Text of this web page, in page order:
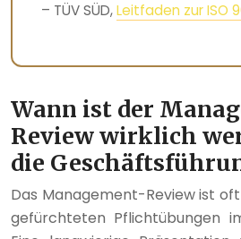
– TÜV SÜD,Leitfaden zur ISO
Wann ist der
Review wirklich
die
Das Management-Review ist
gefürchteten Pflichtübungen